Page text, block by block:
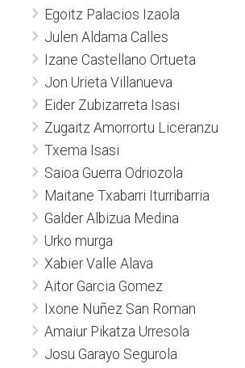
Egoitz Palacios Izaola
Julen Aldama Calles
Izane Castellano Ortueta
Jon Urieta Villanueva
Eider Zubizarreta Isasi
Zugaitz Amorrortu Liceranzu
Txema Isasi
Saioa Guerra Odriozola
Maitane Txabarri Iturribarria
Galder Albizua Medina
Urko murga
Xabier Valle Alava
Aitor Garcia Gomez
Ixone Nuñez San Roman
Amaiur Pikatza Urresola
Josu Garayo Segurola